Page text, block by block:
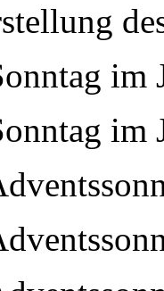
im
im